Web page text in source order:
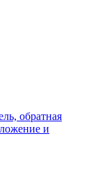
обратная
и